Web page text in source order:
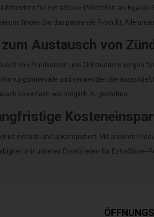
für ExtraStove-Pelletöfen an. Egal
uns finden Sie das passende Produkt. Alle
Austausch von
von Zündkerzen und Glühzündern sorgen
und verwenden Sie
so einfach wie möglich zu gestalten.
ist einfach und unkompliziert. Mit unseren
mit unseren Ersatzteilen für ExtraStove-